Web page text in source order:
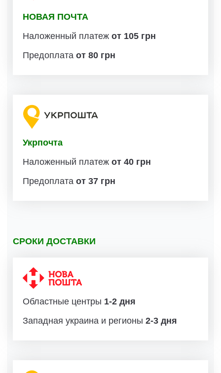
НОВАЯ ПОЧТА
Наложенный платеж от 105 грн
Предоплата от 80 грн
Укрпочта
Наложенный платеж от 40 грн
Предоплата от 37 грн
СРОКИ ДОСТАВКИ
Областные центры 1-2 дня
Западная украина и регионы 2-3 дня